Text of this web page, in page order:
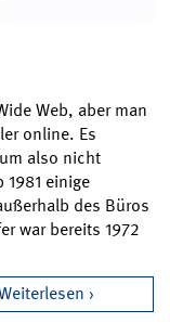
Web, aber man
online. Es
also nicht
1981 einige
des Büros
war bereits 1972